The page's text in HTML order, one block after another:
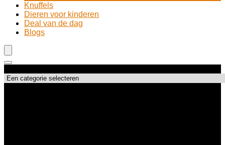
Knuffels
Dieren voor kinderen
Deal van de dag
Blogs